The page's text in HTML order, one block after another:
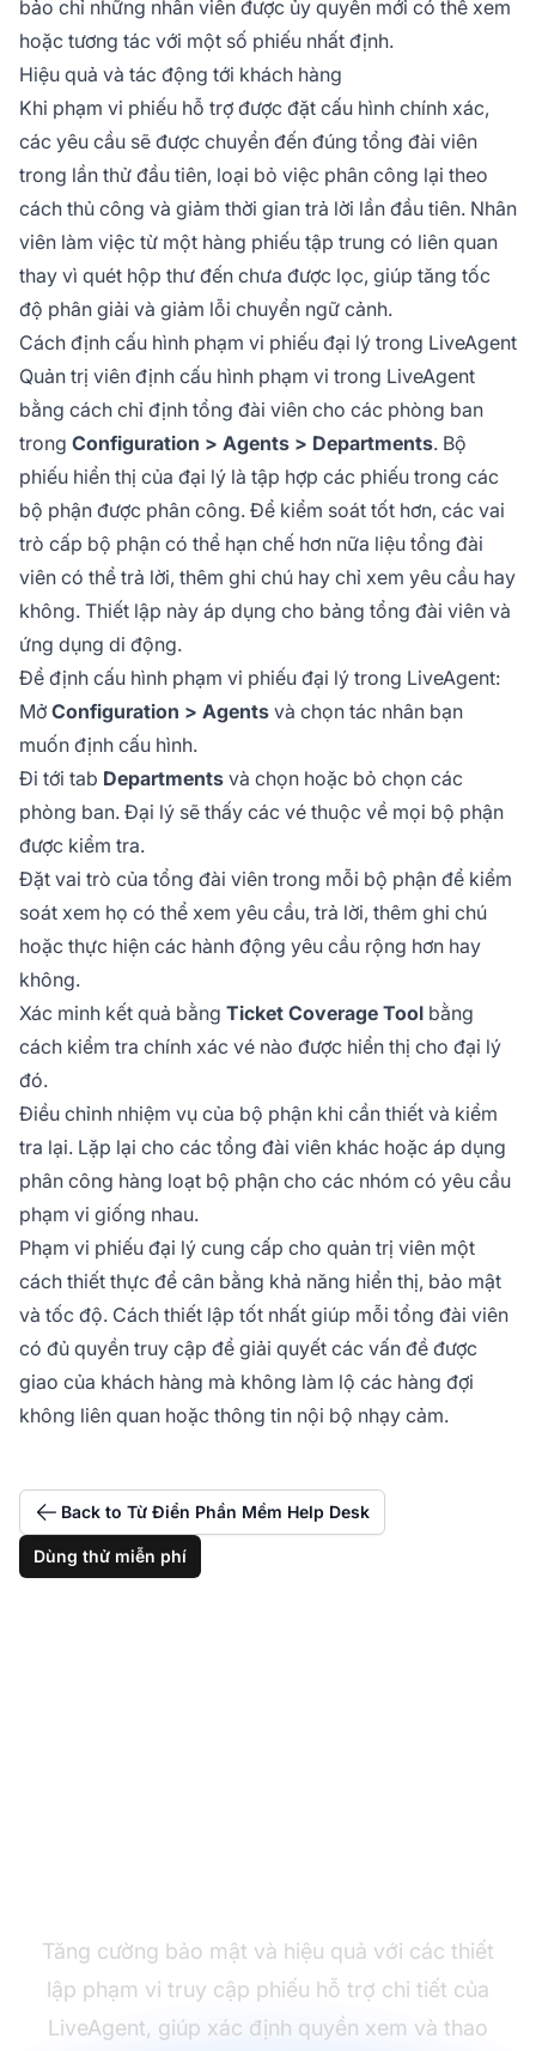
bảo chỉ những nhân viên được ủy quyền mới có thể xem
hoặc tương tác với một số phiếu nhất định.
Hiệu quả và tác động tới khách hàng
Khi phạm vi phiếu hỗ trợ được đặt cấu hình chính xác,
các yêu cầu sẽ được chuyển đến đúng tổng đài viên
trong lần thử đầu tiên, loại bỏ việc phân công lại theo
cách thủ công và giảm thời gian trả lời lần đầu tiên. Nhân
viên làm việc từ một hàng phiếu tập trung có liên quan
thay vì quét hộp thư đến chưa được lọc, giúp tăng tốc
độ phân giải và giảm lỗi chuyển ngữ cảnh.
Cách định cấu hình phạm vi phiếu đại lý trong LiveAgent
Quản trị viên định cấu hình phạm vi trong LiveAgent
bằng cách chỉ định tổng đài viên cho các phòng ban
trong Configuration > Agents > Departments. Bộ
phiếu hiển thị của đại lý là tập hợp các phiếu trong các
bộ phận được phân công. Để kiểm soát tốt hơn, các vai
trò cấp bộ phận có thể hạn chế hơn nữa liệu tổng đài
viên có thể trả lời, thêm ghi chú hay chỉ xem yêu cầu hay
không. Thiết lập này áp dụng cho bảng tổng đài viên và
ứng dụng di động.
Để định cấu hình phạm vi phiếu đại lý trong LiveAgent:
Mở Configuration > Agents và chọn tác nhân bạn
muốn định cấu hình.
Đi tới tab Departments và chọn hoặc bỏ chọn các
phòng ban. Đại lý sẽ thấy các vé thuộc về mọi bộ phận
được kiểm tra.
Đặt vai trò của tổng đài viên trong mỗi bộ phận để kiểm
soát xem họ có thể xem yêu cầu, trả lời, thêm ghi chú
hoặc thực hiện các hành động yêu cầu rộng hơn hay
không.
Xác minh kết quả bằng Ticket Coverage Tool bằng
cách kiểm tra chính xác vé nào được hiển thị cho đại lý
đó.
Điều chỉnh nhiệm vụ của bộ phận khi cần thiết và kiểm
tra lại. Lặp lại cho các tổng đài viên khác hoặc áp dụng
phân công hàng loạt bộ phận cho các nhóm có yêu cầu
phạm vi giống nhau.
Phạm vi phiếu đại lý cung cấp cho quản trị viên một
cách thiết thực để cân bằng khả năng hiển thị, bảo mật
và tốc độ. Cách thiết lập tốt nhất giúp mỗi tổng đài viên
có đủ quyền truy cập để giải quyết các vấn đề được
giao của khách hàng mà không làm lộ các hàng đợi
không liên quan hoặc thông tin nội bộ nhạy cảm.
Back to Từ Điển Phần Mềm Help Desk
Dùng thử miễn phí
Tăng cường bảo mật và hiệu quả với các thiết
lập phạm vi truy cập phiếu hỗ trợ chi tiết của
LiveAgent, giúp xác định quyền xem và thao